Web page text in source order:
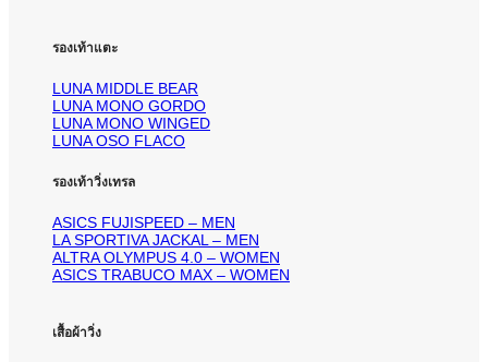
รองเท้าแตะ
LUNA MIDDLE BEAR
LUNA MONO GORDO
LUNA MONO WINGED
LUNA OSO FLACO
รองเท้าวิ่งเทรล
ASICS FUJISPEED – MEN
LA SPORTIVA JACKAL – MEN
ALTRA OLYMPUS 4.0 – WOMEN
ASICS TRABUCO MAX – WOMEN
เสื้อผ้าวิ่ง